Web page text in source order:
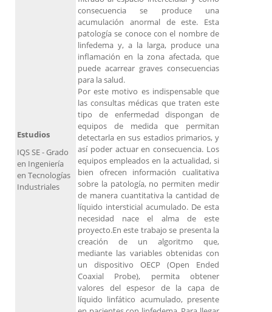
consecuencia se produce una
acumulación anormal de este. Esta
patología se conoce con el nombre de
linfedema y, a la larga, produce una
inflamación en la zona afectada, que
puede acarrear graves consecuencias
para la salud.
Por este motivo es indispensable que
las consultas médicas que traten este
tipo de enfermedad dispongan de
equipos de medida que permitan
detectarla en sus estadios primarios, y
así poder actuar en consecuencia. Los
equipos empleados en la actualidad, si
bien ofrecen información cualitativa
sobre la patología, no permiten medir
de manera cuantitativa la cantidad de
líquido intersticial acumulado. De esta
necesidad nace el alma de este
proyecto.En este trabajo se presenta la
creación de un algoritmo que,
mediante las variables obtenidas con
un dispositivo OECP (Open Ended
Coaxial Probe), permita obtener
valores del espesor de la capa de
líquido linfático acumulado, presente
Estudios
IQS SE - Grado
en Ingeniería
en Tecnologías
Industriales